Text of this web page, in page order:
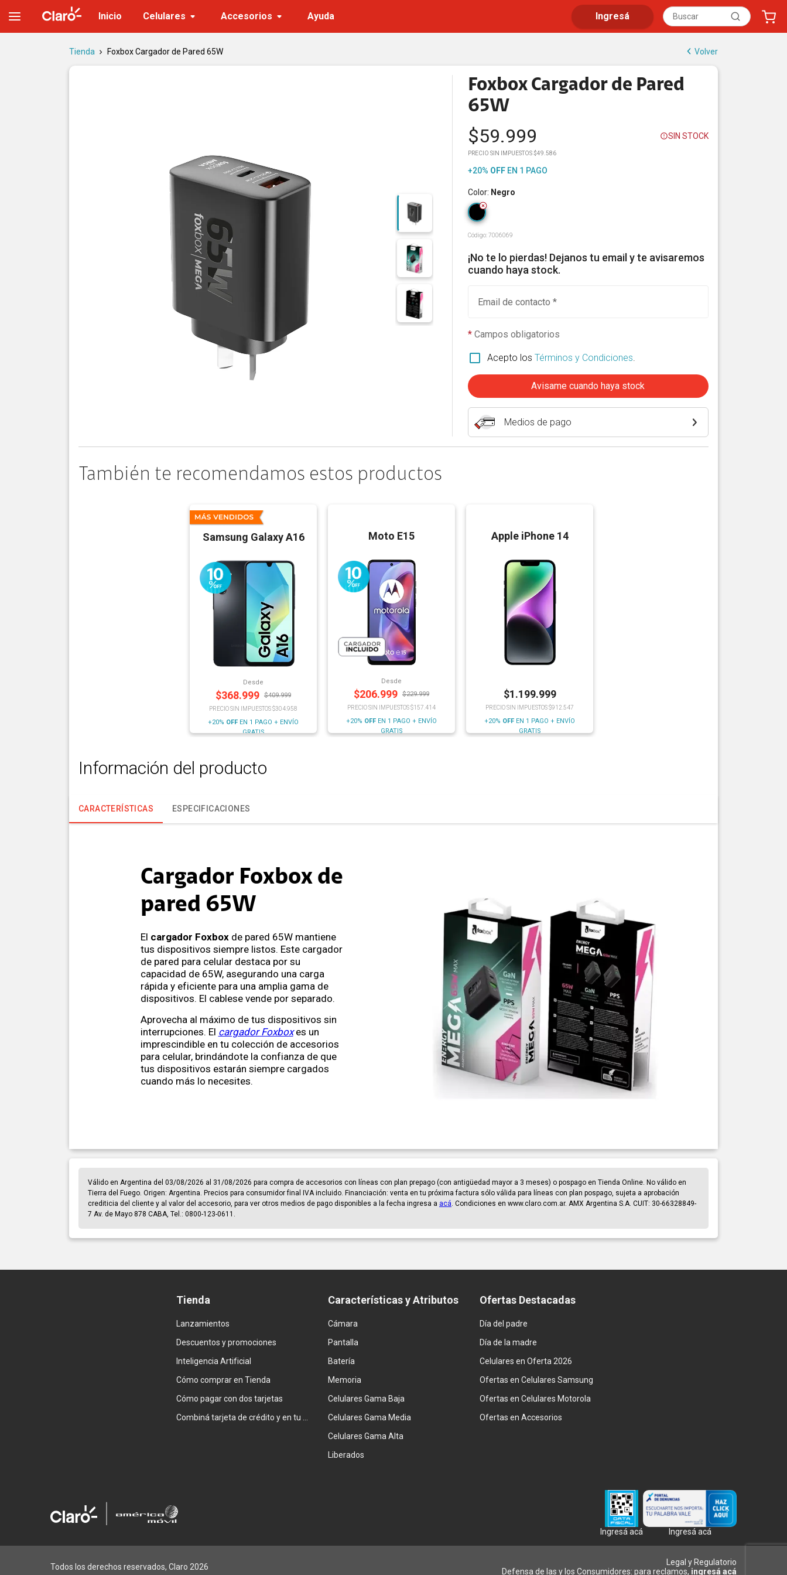
Inicio Celulares Accesorios Ayuda Ingresá
Tienda Foxbox Cargador de Pared 65W Volver
Foxbox Cargador de Pared
65W
$59.999 SIN STOCK
PRECIO SIN IMPUESTOS $49.586
+20% OFFEN 1 PAGO
Color: Negro
Código:7006069
¡No te lo pierdas! Dejanos tu email y te avisaremos
cuando haya stock.
Email de contacto *
* Campos obligatorios
Acepto los Términos y Condiciones.
Avisame cuando haya stock
Medios de pago
También te recomendamos estos productos
Samsung Galaxy A16
Desde
$368.999 $409.999
PRECIO SIN IMPUESTOS $304.958
+20% OFF EN 1 PAGO + ENVÍO
GRATIS
Moto E15
Desde
$206.999 $229.999
PRECIO SIN IMPUESTOS $157.414
+20% OFF EN 1 PAGO + ENVÍO
GRATIS
Apple iPhone 14
$1.199.999
PRECIO SIN IMPUESTOS $912.547
+20% OFF EN 1 PAGO + ENVÍO
GRATIS
Información del producto
CARACTERÍSTICAS ESPECIFICACIONES
Cargador Foxbox de
pared 65W
El cargador Foxboxde pared 65W mantiene
tus dispositivos siempre listos. Este cargador
de pared para celular destaca por su
capacidad de 65W, asegurando una carga
rápida y eficiente para una amplia gama de
dispositivos. El cablese vende por separado.
Aprovecha al máximo de tus dispositivos sin
interrupciones. El cargador Foxboxes un
imprescindible en tu colección de accesorios
para celular, brindándote la confianza de que
tus dispositivos estarán siempre cargados
cuando más lo necesites.
Válido en Argentina del 03/08/2026 al 31/08/2026 para compra de accesorios con líneas con plan prepago (con antigüedad mayor a 3 meses) o pospago en Tienda Online. No válido en
Tierra del Fuego. Origen: Argentina. Precios para consumidor final IVA incluido. Financiación: venta en tu próxima factura sólo válida para líneas con plan pospago, sujeta a aprobación
crediticia del cliente y al valor del accesorio, para ver otros medios de pago disponibles a la fecha ingresa a acá . Condiciones en www.claro.com.ar. AMX Argentina S.A. CUIT: 30-66328849-
7 Av. de Mayo 878 CABA, Tel.: 0800-123-0611.
Tienda
Lanzamientos
Descuentos y promociones
Inteligencia Artificial
Cómo comprar en Tienda
Cómo pagar con dos tarjetas
Características y Atributos
Cámara
Pantalla
Batería
Memoria
Celulares Gama Baja
Celulares Gama Media
Celulares Gama Alta
Liberados
Ofertas Destacadas
Día del padre
Día de la madre
Celulares en Oferta 2026
Ofertas en Celulares Samsung
Ofertas en Celulares Motorola
Ofertas en Accesorios
Ingresá acá Ingresá acá
Todos los derechos reservados, Claro 2026 Defensa de las y los Consumidores: para reclamos, ingresá acá
Legal y Regulatorio
Foxbox Cargador de Pared 65W | Tienda Claro